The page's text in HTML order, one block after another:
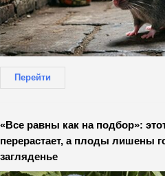
Перейти
«Все равны как на подбор»:
перерастает, а плоды лишены
загляденье